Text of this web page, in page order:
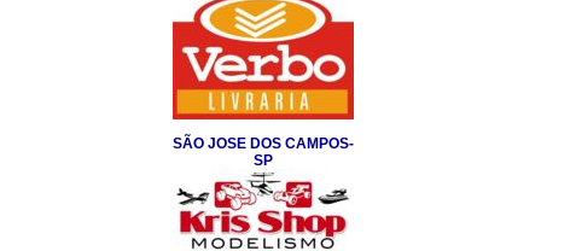
SÃO JOSE DOS CAMPOS-
SP